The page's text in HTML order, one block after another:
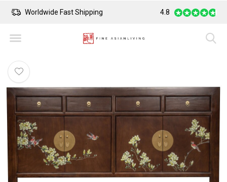
Worldwide Fast Shipping Safe Payment
4.8